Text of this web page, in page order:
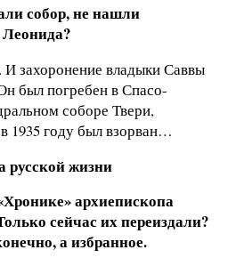
собор, не нашли
захоронение владыки Саввы
был погребен в Спасо-
соборе Твери,
1935 году был взорван…
русской жизни
архиепископа
сейчас их переиздали?
а избранное.